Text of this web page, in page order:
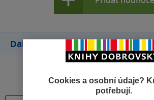
Další knihy autora
Cookies a osobní údaje?
potřebují.